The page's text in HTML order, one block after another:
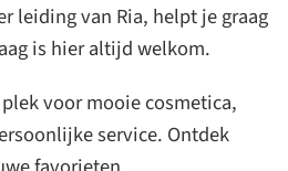
leiding van Ria, helpt je graag
is hier altijd welkom.
voor mooie cosmetica,
service. Ontdek